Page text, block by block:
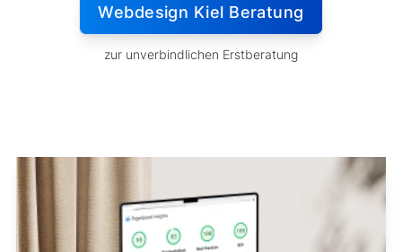
Webdesign Kiel Beratung
zur unverbindlichen Erstberatung